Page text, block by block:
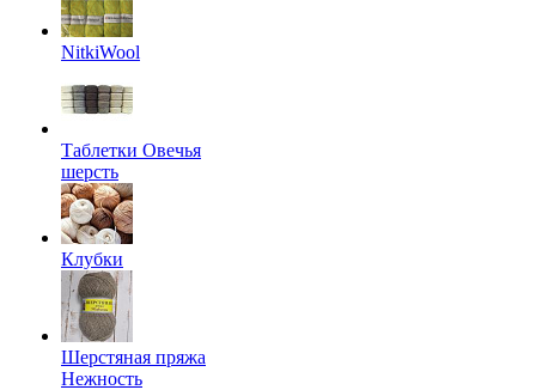
NitkiWool
Таблетки Овечья
шерсть
Клубки
Шерстяная пряжа
Нежность